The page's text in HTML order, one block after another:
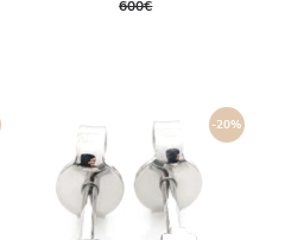
600€
-20%